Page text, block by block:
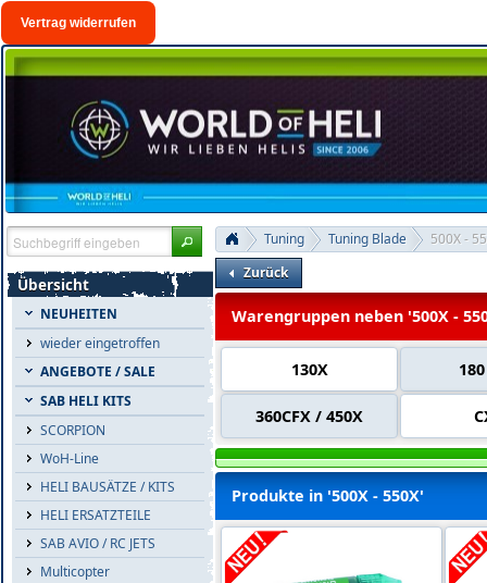
Vertrag widerrufen
Übersicht
NEUHEITEN
wieder eingetroffen
ANGEBOTE / SALE
SAB HELI KITS
SCORPION
WoH-Line
HELI BAUSÄTZE / KITS
HELI ERSATZTEILE
SAB AVIO / RC JETS
Multicopter
Tuning Tuning Blade
500X -
Zurück
Warengruppen neben '500X -
130X
360CFX / 450X
Produkte in '500X - 550X'